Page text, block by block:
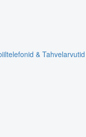
& Tahvelarvutid